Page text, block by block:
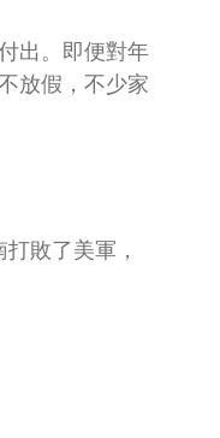
出。即便對年
放假，不少家
敗了美軍，